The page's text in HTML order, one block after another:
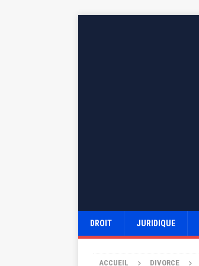
DROIT JURIDIQUE
ACCUEIL DIVORCE